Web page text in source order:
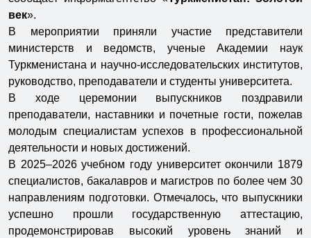
век».
В мероприятии приняли участие представители
министерств и ведомств, ученые Академии наук
Туркменистана и научно-исследовательских институтов,
руководство, преподаватели и студенты университета.
В ходе церемонии выпускников поздравили
преподаватели, наставники и почетные гости, пожелав
молодым специалистам успехов в профессиональной
деятельности и новых достижений.
В 2025–2026 учебном году университет окончили 1879
специалистов, бакалавров и магистров по более чем 30
направлениям подготовки. Отмечалось, что выпускники
успешно прошли государственную аттестацию,
продемонстрировав высокий уровень знаний и